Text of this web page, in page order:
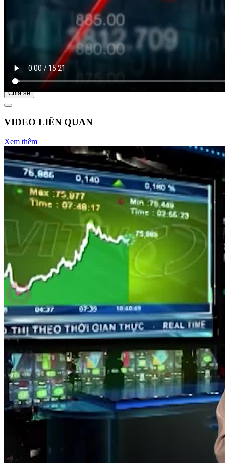
Bắt đầu tại
Chia sẻ
VIDEO LIÊN QUAN
Xem thêm